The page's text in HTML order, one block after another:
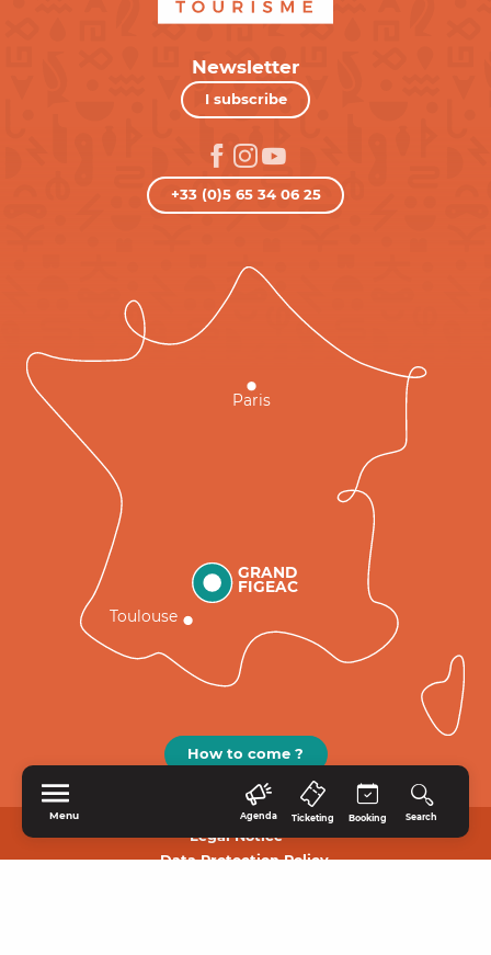
Menu Agenda Ticketing Booking Search
Newsletter
I subscribe
+33 (0)5 65 34 06 25
GRAND
FIGEAC
Toulouse
Paris
How to come ?
Legal Notice
Data Protection Policy.